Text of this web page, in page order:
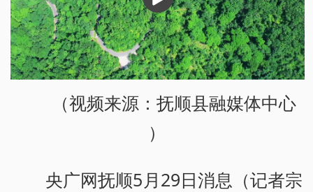
（视频来源：抚顺县融媒体中心
）
央广网抚顺5月29日消息（记者宗